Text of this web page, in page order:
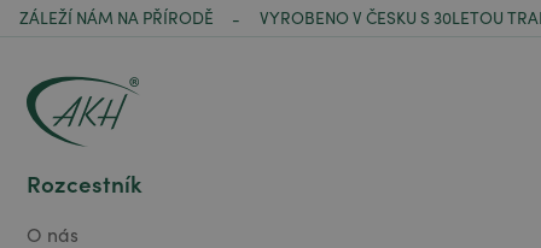
ZÁLEŽÍ NÁM NA PŘÍRODĚ - VYROBENO V ČESKU S 30LETOU
Rozcestník
O nás